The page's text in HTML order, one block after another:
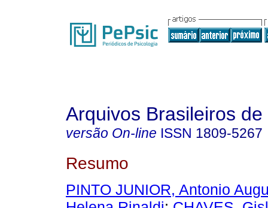
Arquivos Brasileiros
versão On-line ISSN 1809-5267
Resumo
PINTO JUNIOR, Antonio